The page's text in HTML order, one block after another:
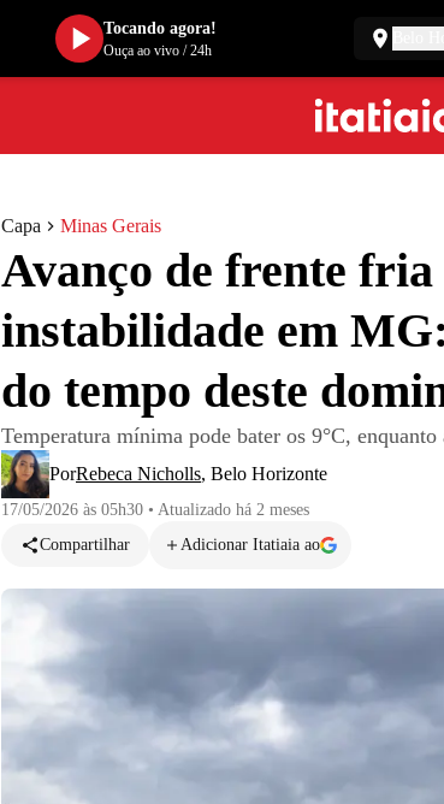
Capa Minas Gerais
Avanço de frente
instabilidade em
do tempo deste
Temperatura mínima pode bater os 9°C,
PorRebeca Nicholls, Belo Horizonte
17/05/2026 às 05h30 • Atualizado há 2 meses
Compartilhar
Adicionar Itatiaia ao
Tocando agora!
Ouça ao vivo/24h